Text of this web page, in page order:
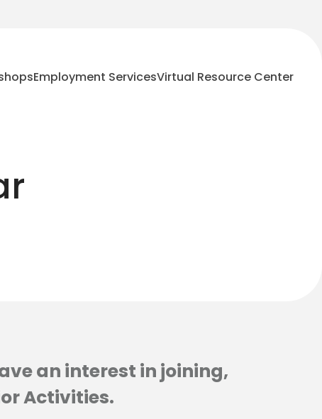
Employment ServicesVirtual Resource Center
an interest in joining,
Activities.